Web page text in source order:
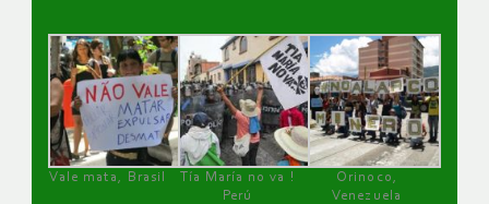
Vale mata, Brasil
Tía María no va !
Perú
Orinoco,
Venezuela